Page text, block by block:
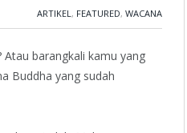
ARTIKEL, FEATURED, WACANA
Atau barangkali kamu yang
Buddha yang sudah